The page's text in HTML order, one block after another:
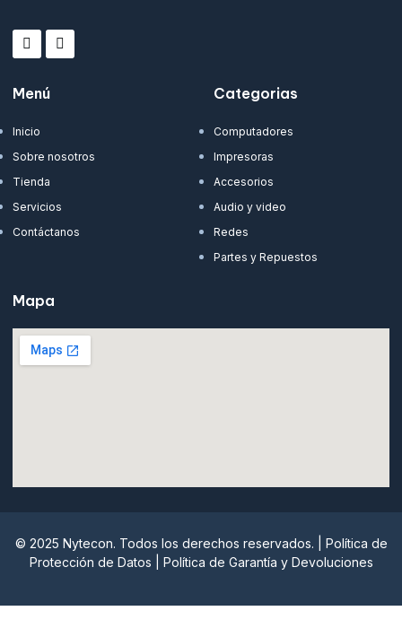
Menú
Inicio
Sobre nosotros
Tienda
Servicios
Contáctanos
Categorias
Computadores
Impresoras
Accesorios
Audio y video
Redes
Partes y Repuestos
Mapa
© 2025 Nytecon. Todos los derechos reservados. | Política de
Protección de Datos
Política de Garantía y Devoluciones